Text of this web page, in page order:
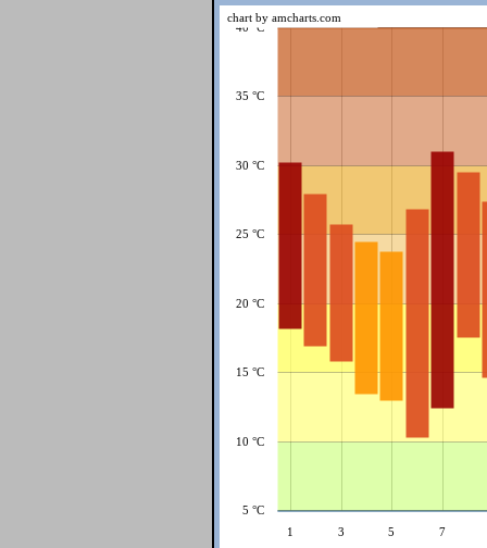
1 3 5 7
5 °C
10 °C
15 °C
20 °C
25 °C
30 °C
35 °C
40 °C
chart by amcharts.com